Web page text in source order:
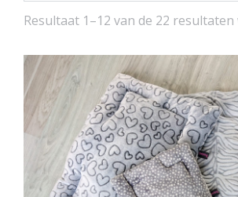
Resultaat 1–12 van de 22